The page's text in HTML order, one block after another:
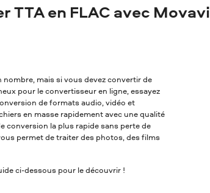
en FLAC avec Movavi
mais si vous devez convertir de
pour le convertisseur en ligne, essayez
de formats audio, vidéo et
en masse rapidement avec une qualité
conversion la plus rapide sans perte de
permet de traiter des photos, des films
ci-dessous pour le découvrir !